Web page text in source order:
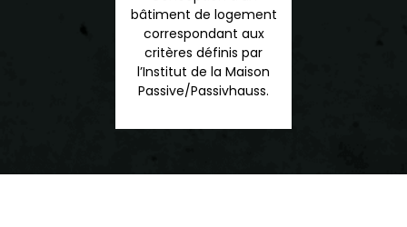
bâtiment de logement
correspondant aux
critères définis par
l’Institut de la Maison
Passive/Passivhauss.